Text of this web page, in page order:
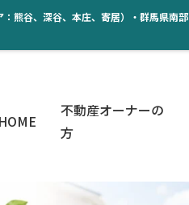
熊谷、深谷、本庄、寄居）・群馬県南
HOME
不動産オーナーの
方